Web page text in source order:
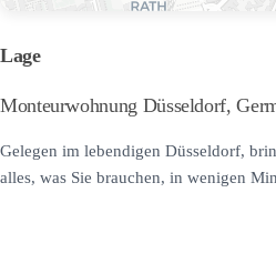
Lage
Monteurwohnung Düsseldorf,
Gelegen im lebendigen Düsseldorf,
alles, was Sie brauchen, in wenigen